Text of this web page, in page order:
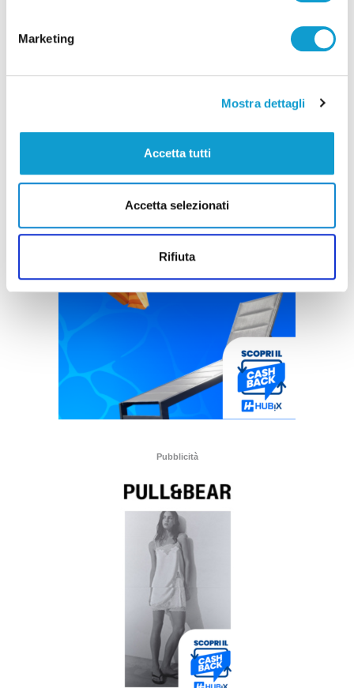
Marketing
Mostra dettagli
Accetta tutti
Accetta selezionati
Rifiuta
Pubblicità